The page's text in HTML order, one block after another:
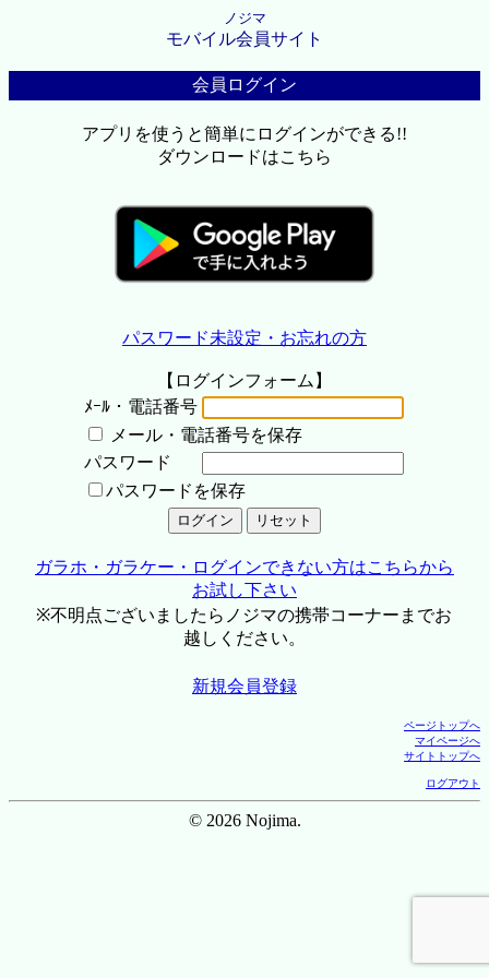
ノジマ
モバイル会員サイト
会員ログイン
アプリを使うと簡単にログインができる!!
ダウンロードはこちら
パスワード未設定・お忘れの方
【ログインフォーム】
ﾒｰﾙ・電話番号
メール・電話番号を保存
パスワード
パスワードを保存
ガラホ・ガラケー・ログインできない方はこちらから
お試し下さい
※不明点ございましたらノジマの携帯コーナーまでお
越しください。
新規会員登録
ページトップへ
マイページへ
サイトトップへ
ログアウト
© 2026 Nojima.